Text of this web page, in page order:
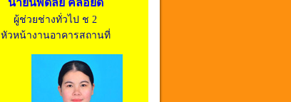
นายนพดลย์ คล้อยดี
ผู้ช่วยช่างทั่วไป ช 2
หัวหน้างานอาคารสถานที่